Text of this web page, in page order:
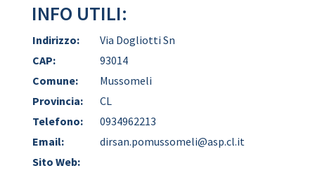
INFO UTILI:
Indirizzo:
Via Dogliotti Sn
CAP:
93014
Comune:
Mussomeli
Provincia:
CL
Telefono:
0934962213
Email:
dirsan.pomussomeli@asp.cl.it
Sito Web: